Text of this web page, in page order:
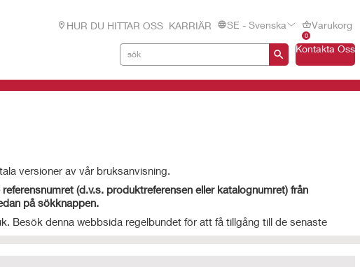
HUR DU HITTAR OSS KARRIÄR SE - Svenska
0
Varukorg
Kontakta Oss
versioner av vår bruksanvisning.
(d.v.s. produktreferensen eller katalognumret) från
på sökknappen.
Besök denna webbsida regelbundet för att få tillgång till de senaste